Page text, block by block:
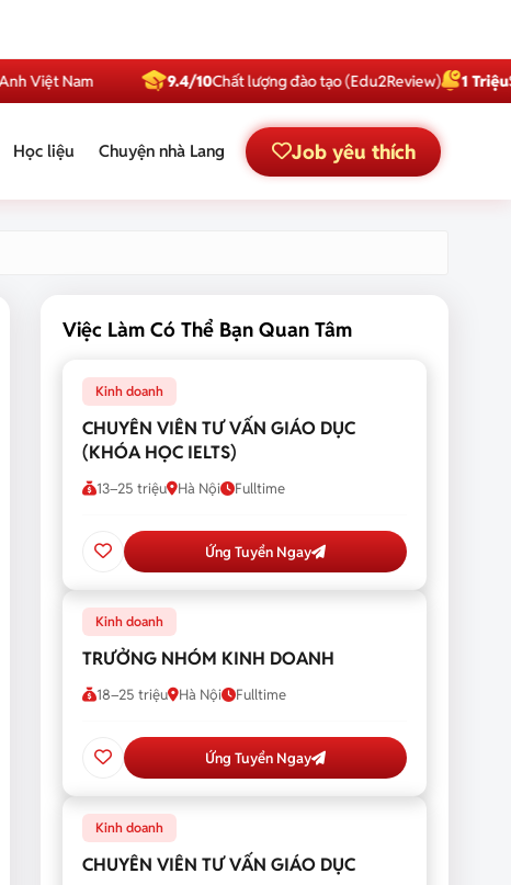
Nam 9.4/10Chất lượng đào tạo (Edu2Review) 1 Triệu
Học liệu Chuyện nhà Lang Job yêu thích
Việc Làm Có Thể Bạn Quan Tâm
Kinh doanh
CHUYÊN VIÊN TƯ VẤN GIÁO DỤC
(KHÓA HỌC IELTS)
13–25 triệu Hà Nội Fulltime
Ứng Tuyển Ngay
Kinh doanh
TRƯỞNG NHÓM KINH DOANH
18–25 triệu Hà Nội Fulltime
Ứng Tuyển Ngay
Kinh doanh
CHUYÊN VIÊN TƯ VẤN GIÁO DỤC